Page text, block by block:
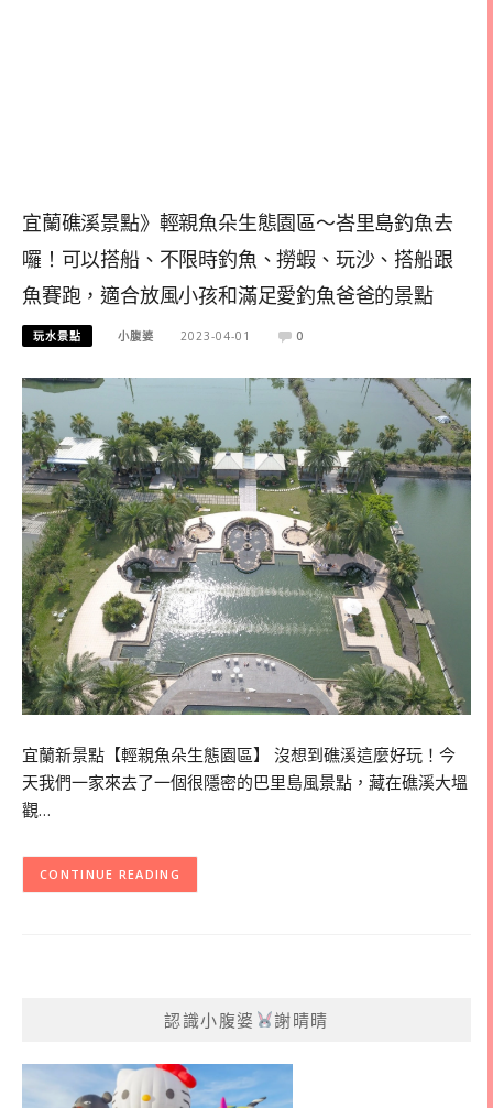
宜蘭礁溪景點》輕親魚朵生態園區～峇里島釣魚去
囉！可以搭船、不限時釣魚、撈蝦、玩沙、搭船跟
魚賽跑，適合放風小孩和滿足愛釣魚爸爸的景點
玩水景點 小腹婆 2023-04-01 0
宜蘭新景點【輕親魚朵生態園區】 沒想到礁溪這麼好玩！今
天我們一家來去了一個很隱密的巴里島風景點，藏在礁溪大塭
觀…
CONTINUE READING
認識小腹婆 謝晴晴